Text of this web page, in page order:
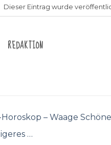
Dieser Eintrag wurde
REDAKTION
Horoskop – Waage
…